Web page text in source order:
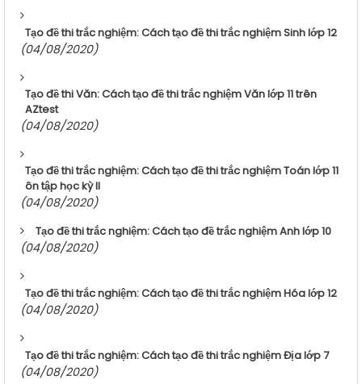
Tạo đề thi trắc nghiệm: Cách tạo đề thi trắc nghiệm Sinh lớp 12
(04/08/2020)
Tạo đề thi Văn: Cách tạo đề thi trắc nghiệm Văn lớp 11 trên
AZtest
(04/08/2020)
Tạo đề thi trắc nghiệm: Cách tạo đề thi trắc nghiệm Toán lớp 11
ôn tập học kỳ II
(04/08/2020)
Tạo đề thi trắc nghiệm: Cách tạo đề trắc nghiệm Anh lớp 10
(04/08/2020)
Tạo đề thi trắc nghiệm: Cách tạo đề thi trắc nghiệm Hóa lớp 12
(04/08/2020)
Tạo đề thi trắc nghiệm: Cách tạo đề thi trắc nghiệm Địa lớp 7
(04/08/2020)